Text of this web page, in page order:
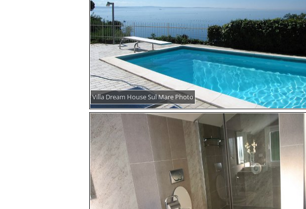
Villa Dream House Sul Mare Photo